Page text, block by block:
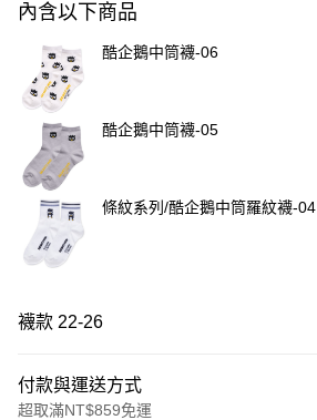
內含以下商品
酷企鵝中筒襪-06
酷企鵝中筒襪-05
條紋系列/酷企鵝中筒羅紋襪-04
襪款 22-26
付款與運送方式
超取滿NT$859免運